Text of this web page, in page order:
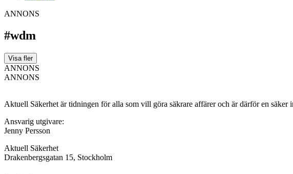
ANNONS
#wdm
Visa fler
ANNONS
ANNONS
Aktuell Säkerhet är tidningen för alla som vill göra säkrare affärer och är därför en
Ansvarig utgivare:
Jenny Persson
Aktuell Säkerhet
Drakenbergsgatan 15, Stockholm